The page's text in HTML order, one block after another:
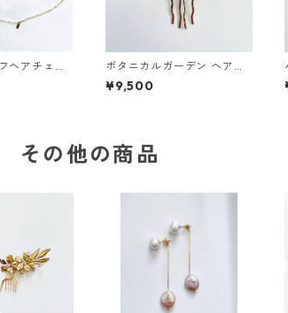
ヘアチェー
ボタニカルガーデン ヘアコ
ーム
¥9,500
その他の商品